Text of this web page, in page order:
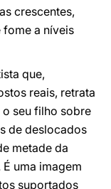
crescentes,
a níveis
que,
reais, retrata
seu filho sobre
de deslocados
metade da
uma imagem
suportados